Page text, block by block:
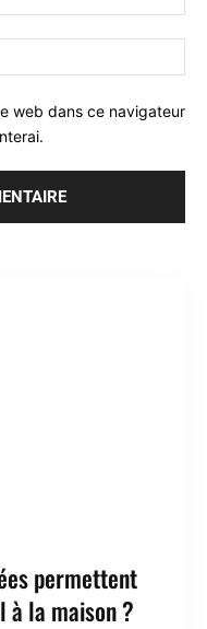
:*
:
web dans ce navigateur
permettent
à la maison ?